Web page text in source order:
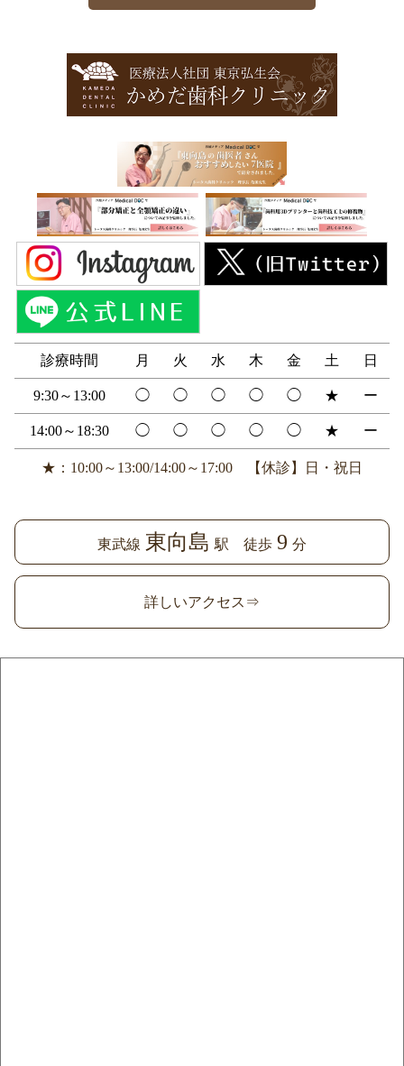
診療時間 月 火 水 木 金 土 日
9:30～13:00 ◯ ◯ ◯ ◯ ◯ ★ ー
14:00～18:30 ◯ ◯ ◯ ◯ ◯ ★ ー
★：10:00～13:00/14:00～17:00 【休診】日・祝日
東武線 東向島 駅 徒歩 9 分
詳しいアクセス⇒